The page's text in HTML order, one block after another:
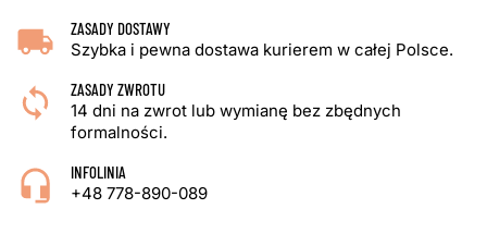
ZASADY DOSTAWY
Szybka i pewna dostawa kurierem w całej Polsce.
ZASADY ZWROTU
14 dni na zwrot lub wymianę bez zbędnych
formalności.
INFOLINIA
+48 778-890-089